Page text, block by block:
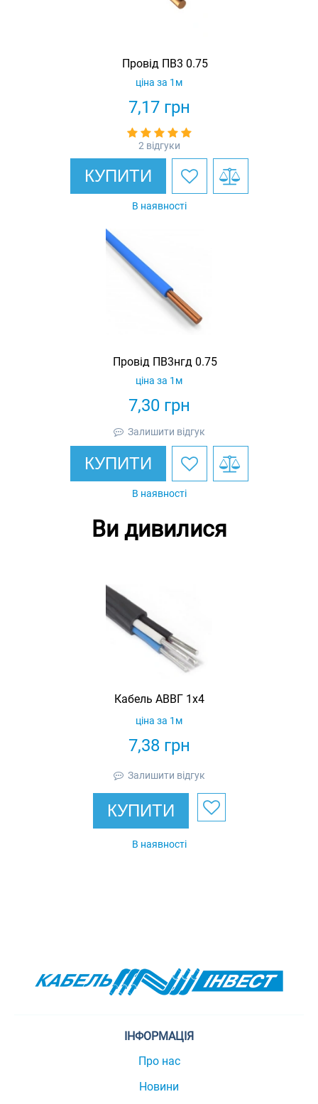
Провід ПВ3 0.75
7,17грн
ціна за 1м
2 відгуки
КУПИТИ
В наявності
Провід ПВ3нгд 0.75
7,30грн
ціна за 1м
Залишити відгук
КУПИТИ
В наявності
Ви дивилися
Кабель АВВГ 1х4
7,38грн
ціна за 1м
Залишити відгук
КУПИТИ
В наявності
ІНФОРМАЦІЯ
Про нас
Новини